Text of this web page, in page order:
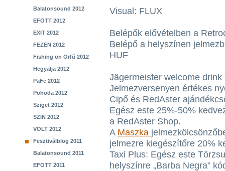
Balatonsound 2012
EFOTT 2012
EXIT 2012
FEZEN 2012
Fishing on Orfű 2012
Hegyalja 2012
PaFe 2012
Pohoda 2012
Sziget 2012
SZIN 2012
VOLT 2012
Fesztiválblog 2011
Balatonsound 2011
EFOTT 2011
Visual: FLUX
Belépők elővételben a
Belépő a helyszínen
HUF
Jägermeister welcome
Jelmezversenyen értékes
Cipő és RedAster
Egész este 25%-50%
a RedAster Shop.
A Maszka
jelmezre kiegészítőre 20%
Taxi Plus: Egész este
helyszínre „Barba Negra”